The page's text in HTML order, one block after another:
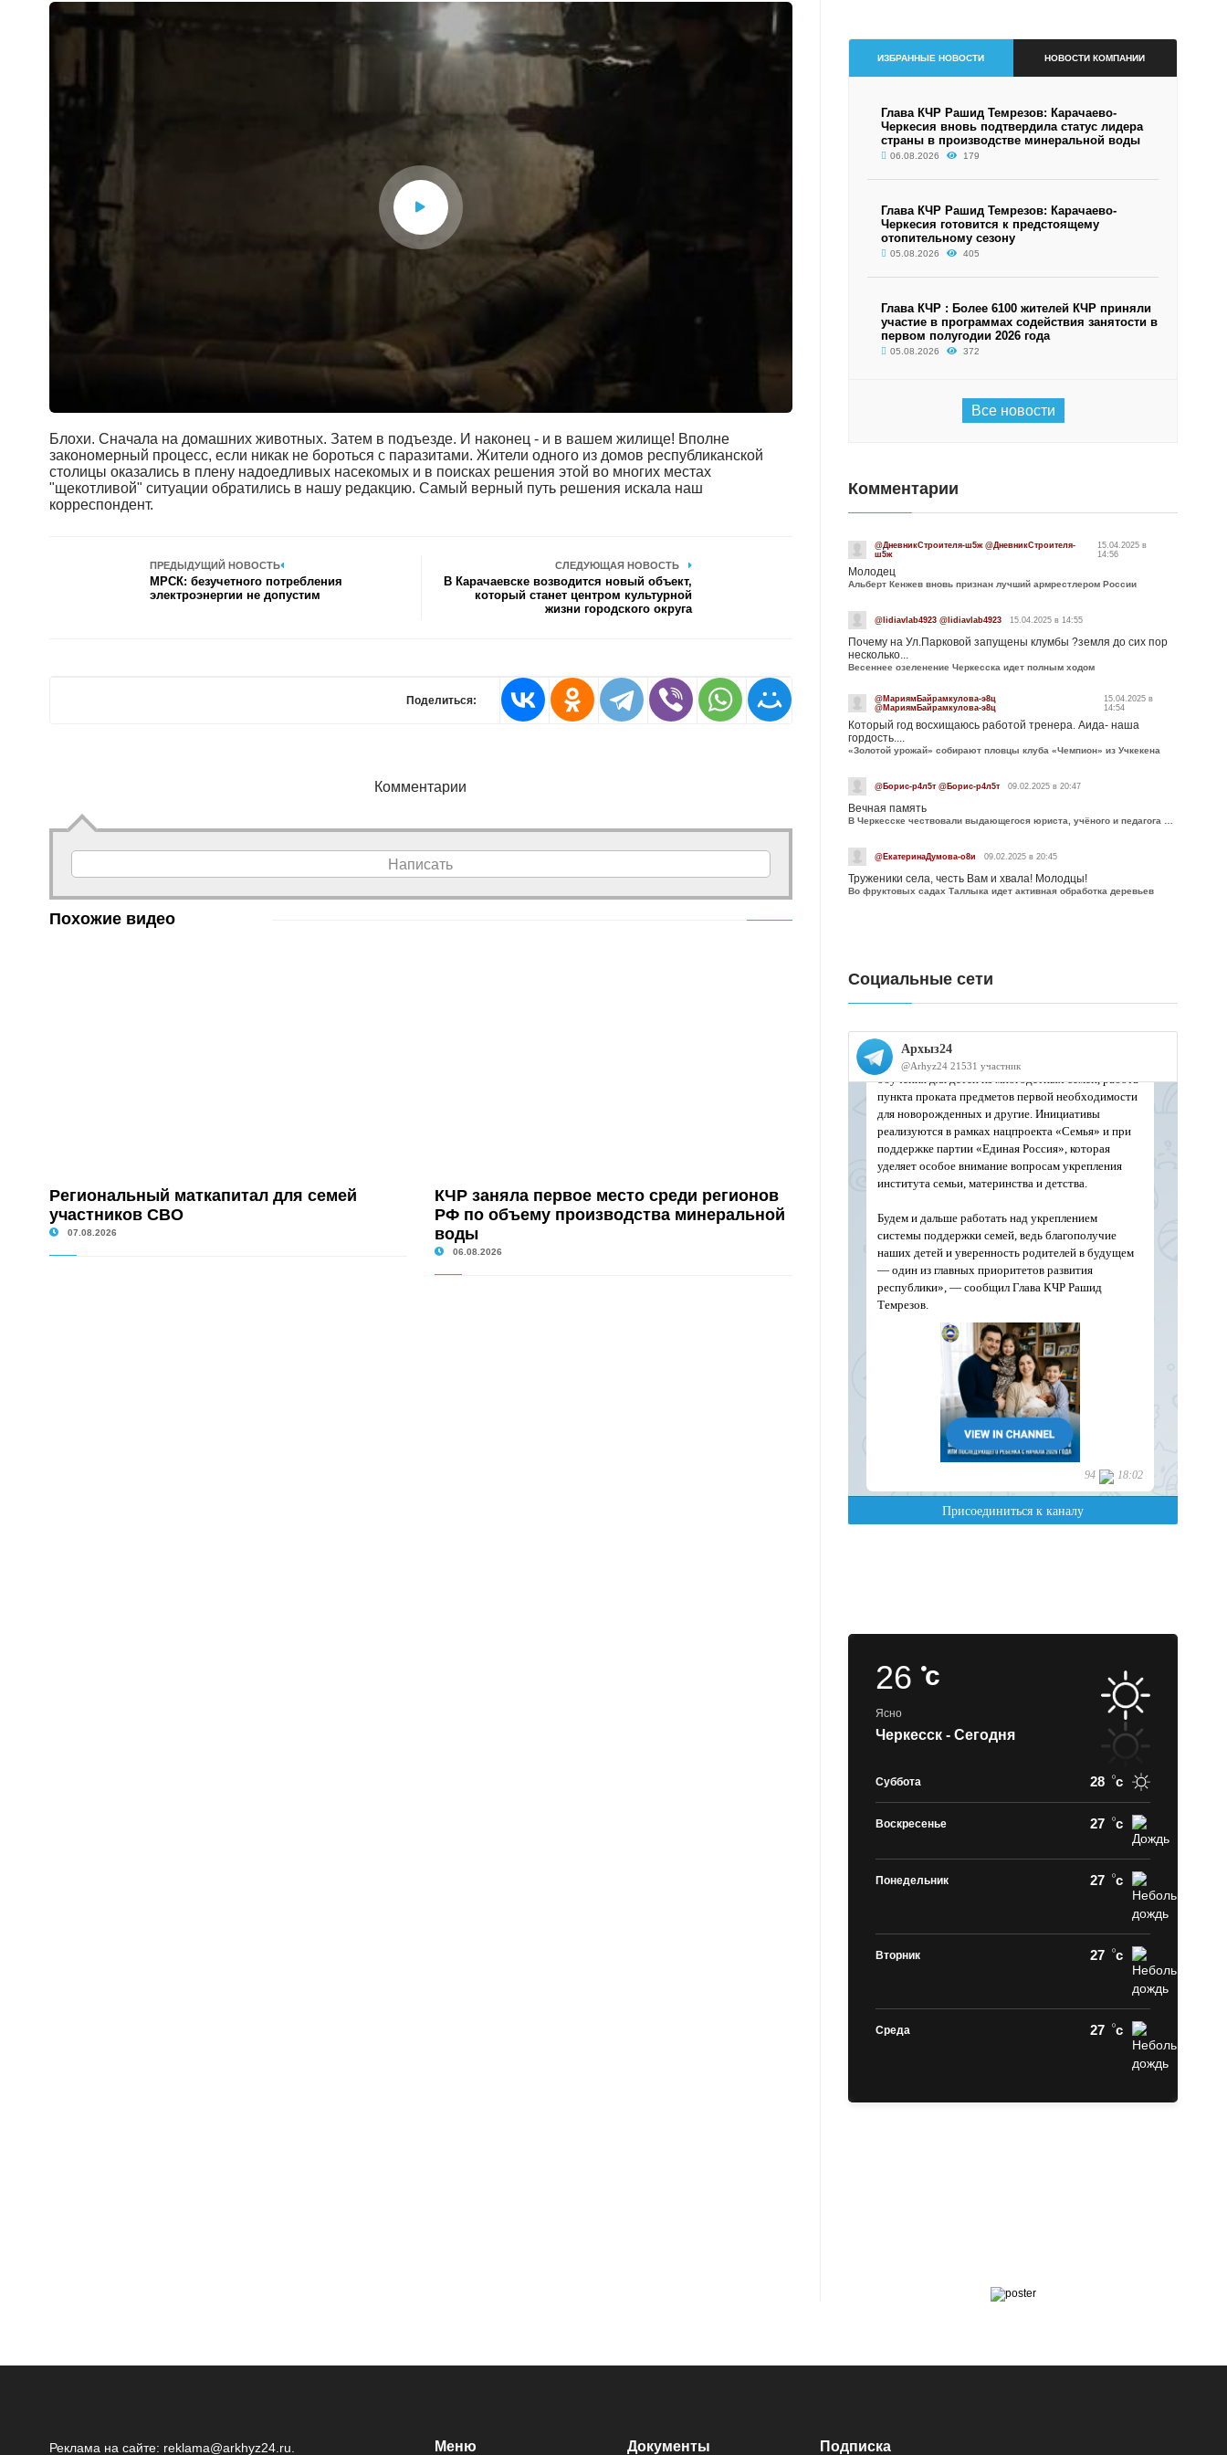
Блохи. Сначала на домашних животных. Затем в подъезде. И наконец - и в вашем жилище! Вполне
закономерный процесс, если никак не бороться с паразитами. Жители одного из домов республиканской
столицы оказались в плену надоедливых насекомых и в поисках решения этой во многих местах
"щекотливой" ситуации обратились в нашу редакцию. Самый верный путь решения искала наш
корреспондент.
ПРЕДЫДУЩИЙ НОВОСТЬ
МРСК: безучетного потребления
электроэнергии не допустим
СЛЕДУЮЩАЯ НОВОСТЬ
В Карачаевске возводится новый объект,
который станет центром культурной
жизни городского округа
Поделиться:
Комментарии
Написать
Похожие видео
Региональный маткапитал для семей
участников СВО
07.08.2026
КЧР заняла первое место среди регионов
РФ по объему производства минеральной
воды
06.08.2026
ИЗБРАННЫЕ НОВОСТИ НОВОСТИ КОМПАНИИ
Глава КЧР Рашид Темрезов: Карачаево-
Черкесия вновь подтвердила статус лидера
страны в производстве минеральной воды
06.08.2026 179
Глава КЧР Рашид Темрезов: Карачаево-
Черкесия готовится к предстоящему
отопительному сезону
05.08.2026 405
Глава КЧР : Более 6100 жителей КЧР приняли
участие в программах содействия занятости в
первом полугодии 2026 года
05.08.2026 372
Все новости
Комментарии
@ДневникСтроителя-ш5ж @ДневникСтроителя-
ш5ж
15.04.2025 в
14:56
Молодец
Альберт Кенжев вновь признан лучший армрестлером России
@lidiavlab4923 @lidiavlab4923 15.04.2025 в 14:55
Почему на Ул.Парковой запущены клумбы ?земля до сих пор
несколько...
Весеннее озеленение Черкесска идет полным ходом
@МариямБайрамкулова-э8ц
@МариямБайрамкулова-э8ц
15.04.2025 в
14:54
Который год восхищаюсь работой тренера. Аида- наша
гордость....
«Золотой урожай» собирают пловцы клуба «Чемпион» из Учкекена
@Борис-р4л5т @Борис-р4л5т 09.02.2025 в 20:47
Вечная память
@ЕкатеринаДумова-о8и 09.02.2025 в 20:45
Труженики села, честь Вам и хвала! Молодцы!
Во фруктовых садах Таллыка идет активная обработка деревьев
Социальные сети
26c
Ясно
Черкесск - Сегодня
Суббота 28 c
Воскресенье 27 c
Понедельник 27 c
Вторник 27 c
Среда 27 c
Реклама на сайте: reklama@arkhyz24.ru Меню Документы Подписка